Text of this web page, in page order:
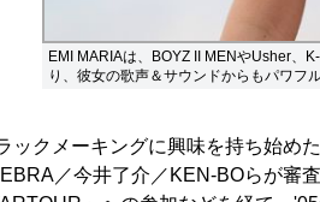
EMI MARIAは、BOYZ II MENやUsher、
り、彼女の歌声＆サウンドからもパワフ
ックメーキングに興味を持ち始め
／今井了介／KEN-BOらが審